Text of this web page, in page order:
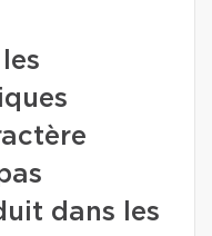
dans les